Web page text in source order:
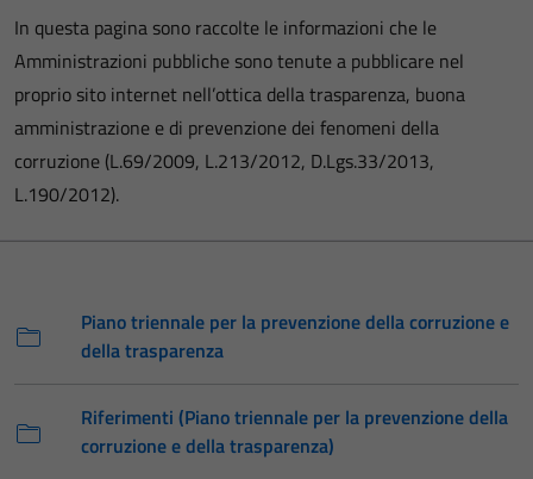
In questa pagina sono raccolte le informazioni che le
Amministrazioni pubbliche sono tenute a pubblicare nel
proprio sito internet nell’ottica della trasparenza, buona
amministrazione e di prevenzione dei fenomeni della
corruzione (L.69/2009, L.213/2012, D.Lgs.33/2013,
L.190/2012).
Piano triennale per la prevenzione della corruzione e
della trasparenza
Riferimenti (Piano triennale per la prevenzione della
corruzione e della trasparenza)